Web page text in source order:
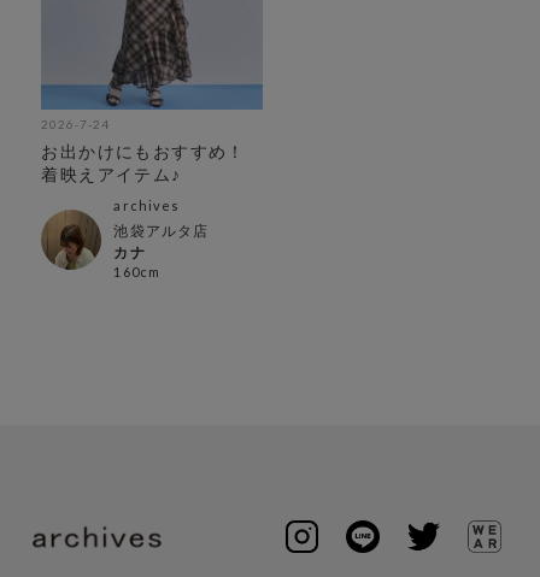
2026-7-24
お出かけにもおすすめ！
着映えアイテム♪
archives
池袋アルタ店
カナ
160cm